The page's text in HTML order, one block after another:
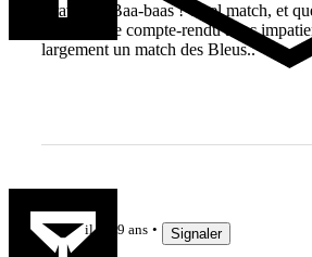
Bravo les Baa-baas ! Quel match, et
attend votre compte-rendu avec
largement un match des Bleus..
il y a 9 ans Signaler